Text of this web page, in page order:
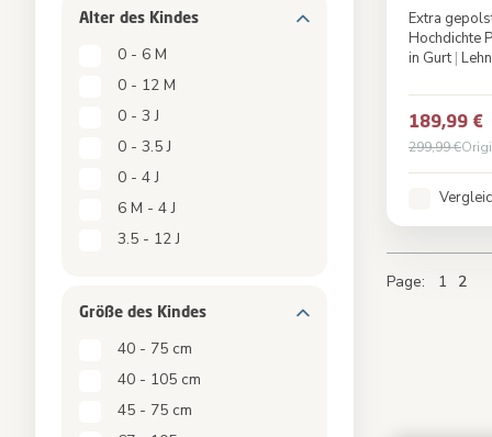
Extra
Hochdichte
in Gurt |
189,99 €
299,99 €
Page Page
Page
Page
1 2
Alter des Kindes
0 - 6 M
0 - 12 M
0 - 3 J
0 - 3.5 J
0 - 4 J
6 M - 4 J
3.5 - 12 J
Größe des Kindes
40 - 75 cm
40 - 105 cm
45 - 75 cm